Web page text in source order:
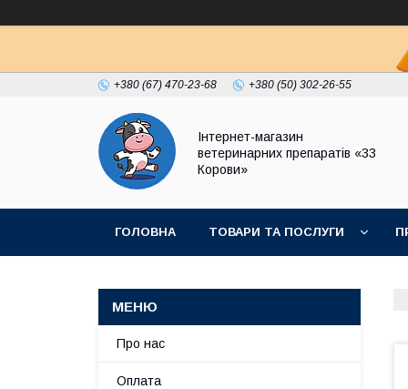
+380 (67) 470-23-68 +380 (50) 302-26-55
Інтернет-магазин
ветеринарних препаратів «33
Корови»
ГОЛОВНА ТОВАРИ ТА ПОСЛУГИ
Про нас
Оплата